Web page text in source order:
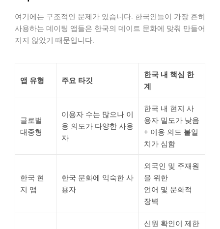
여기에는 구조적인 문제가 있습니다. 한국인들이 가장 흔히
사용하는 데이팅 앱들은 한국의 데이트 문화에 맞춰 만들어
지지 않았기 때문입니다.
앱 유형 주요 타깃
한국 내 핵심 한
계
글로벌
대중형
이용자 수는 많으나 이
용 의도가 다양한 사용
자
한국 내 현지 사
용자 밀도가 낮음
+ 이용 의도 불일
치가 심함
한국 현
지 앱
한국 문화에 익숙한 사
용자
외국인 및 주재원
을 위한
언어 및 문화적
장벽
신원 확인이 제한